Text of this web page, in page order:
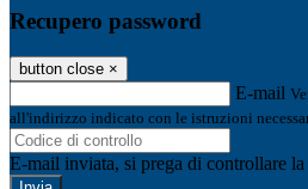
Recupero password
button close ×
E-mail
all'indirizzo indicato con le istruzioni
E-mail inviata, si prega di controllare